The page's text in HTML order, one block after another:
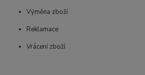
Výměna zboží
Reklamace
Vrácení zboží